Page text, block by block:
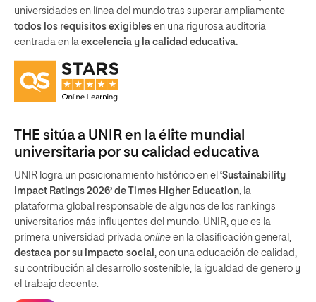
universidades en línea del mundo tras superar ampliamente
todos los requisitos exigibles en una rigurosa auditoria
centrada en la excelencia y la calidad educativa.
THE sitúa a UNIR en la élite mundial
universitaria por su calidad educativa
UNIR logra un posicionamiento histórico en el ‘Sustainability
Impact Ratings 2026’ de Times Higher Education, la
plataforma global responsable de algunos de los rankings
universitarios más influyentes del mundo. UNIR, que es la
primera universidad privada online en la clasificación general,
destaca por su impacto social , con una educación de calidad,
su contribución al desarrollo sostenible, la igualdad de genero y
el trabajo decente.